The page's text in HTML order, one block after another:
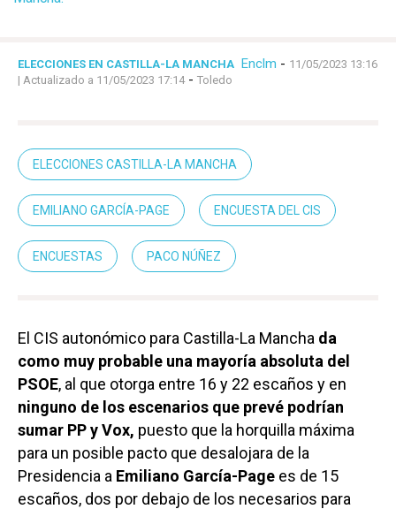
ELECCIONES EN CASTILLA-LA MANCHA Enclm - 11/05/2023 13:16
| Actualizado a 11/05/2023 17:14- Toledo
ELECCIONES CASTILLA-LA MANCHA
EMILIANO GARCÍA-PAGE ENCUESTA DEL CIS
ENCUESTAS PACO NÚÑEZ
El CIS autonómico para Castilla-La Mancha da
como muy probable una mayoría absoluta del
PSOE, al que otorga entre 16 y 22 escaños y en
ninguno de los escenarios que prevé podrían
sumar PP y Vox, puesto que la horquilla máxima
para un posible pacto que desalojara de la
Presidencia a Emiliano García-Page es de 15
escaños, dos por debajo de los necesarios para